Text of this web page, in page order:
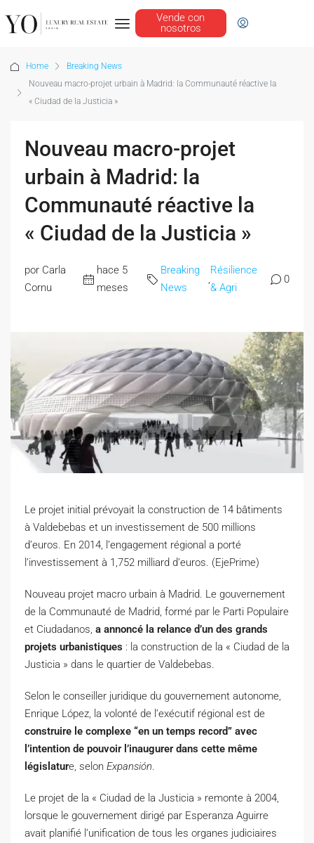
Vende con
nosotros
Home
Breaking News
Nouveau macro-projet urbain à Madrid: la Communauté réactive la
« Ciudad de la Justicia »
Nouveau macro-projet
urbain à Madrid: la
Communauté réactive la
« Ciudad de la Justicia »
por Carla
Cornu
hace 5
meses
Breaking
News
Résilience
& Agri
0
Le projet initial prévoyait la construction de 14 bâtiments
à Valdebebas et un investissement de 500 millions
d’euros. En 2014, l’engagement régional a porté
l’investissement à 1,752 milliard d’euros. (EjePrime)
Nouveau projet macro urbain à Madrid. Le gouvernement
de la Communauté de Madrid, formé par le Parti Populaire
et Ciudadanos, a annoncé la relance d’un des grands
projets urbanistiques : la construction de la « Ciudad de la
Justicia » dans le quartier de Valdebebas.
Selon le conseiller juridique du gouvernement autonome,
Enrique López, la volonté de l’exécutif régional est de
construire le complexe “en un temps record” avec
l’intention de pouvoir l’inaugurer dans cette même
législature, selon Expansión
Le projet de la « Ciudad de la Justicia » remonte à 2004,
lorsque le gouvernement dirigé par Esperanza Aguirre
avait planifié l’unification de tous les organes judiciaires